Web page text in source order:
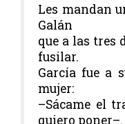
Les mandan
Galán
que a las
fusilar.
García fue
mujer:
–Sácame el
quiero poner–.